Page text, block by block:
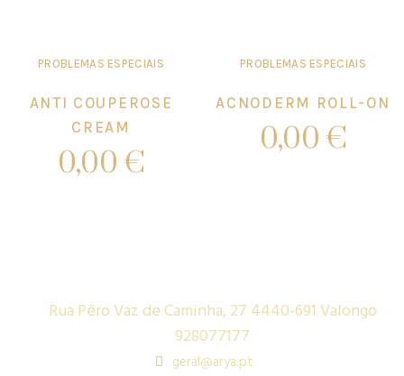
PROBLEMAS ESPECIAIS
ANTI COUPEROSE
CREAM
0,00 €
PROBLEMAS ESPECIAIS
ACNODERM ROLL-ON
0,00 €
Rua Pêro Vaz de Caminha, 27 4440-691 Valongo
928077177
geral@arya.pt